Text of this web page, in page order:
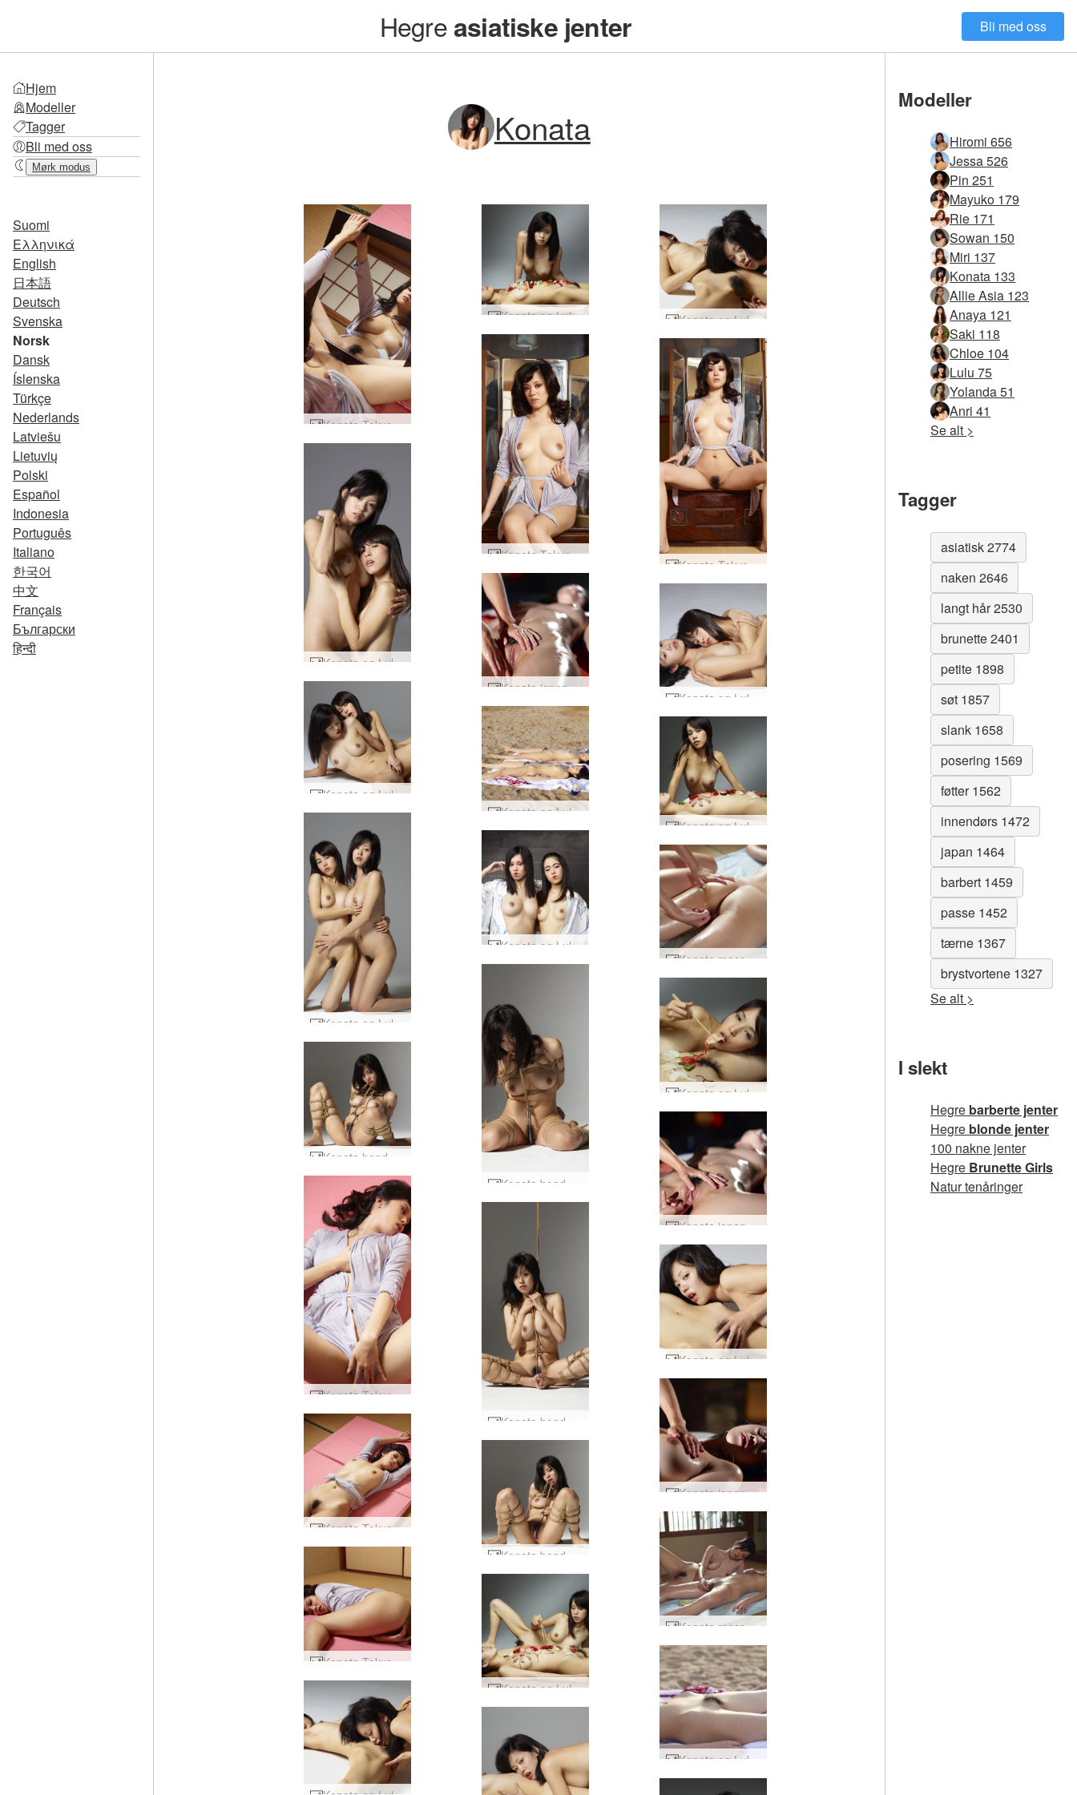
Hegreasiatiske jenter Bli med oss
Hjem
Modeller
Tagger
Bli med oss
Mørk modus
Suomi
Ελληνικά
English
日本語
Deutsch
Svenska
Norsk
Dansk
Íslenska
Türkçe
Nederlands
Latviešu
Lietuvių
Polski
Español
Indonesia
Português
Italiano
한국어
中文
Français
Български
हिन्दी
Konata
Konata Tokyo elsker motell #81
Konata og Lulu sensuell Sushi #16 Konata og Lulu Tokyo nytelse #63
Konata Tokyo elsker motell #38
Konata Tokyo elsker motell #42
Konata og Lulu laget i Japan #7
Konata japansk Yoni massasje #48
Konata og Lulu Tokyo sexdukker #10
Konata og Lulu nakenstrand #17
Konata og Lulu menneskelig sushitallerken #2
Konata og Lulu geisha jenter #5
Konata masserer Chiaki #12
Konata og Lulu menneskelig sushitallerken #77
Konata Tokyo elsker motell #10
Konata og Lulu Tokyo nytelse #44
Konata japansk Yoni massasje #16
Konata Tokyo elsker motell #125
Konata masserer Chiaki #35
Konata Tokyo elsker motell #129
Konata og Lulu menneskelig sushitallerken #57
Modeller
Hiromi 656
Jessa 526
Pin 251
Mayuko 179
Rie 171
Sowan 150
Miri 137
Konata 133
Allie Asia 123
Anaya 121
Saki 118
Chloe 104
Lulu 75
Yolanda 51
Anri 41
Se alt >
Tagger
asiatisk 2774
naken 2646
langt hår 2530
brunette 2401
petite 1898
søt 1857
slank 1658
posering 1569
føtter 1562
innendørs 1472
japan 1464
barbert 1459
passe 1452
tærne 1367
brystvortene 1327
Se alt >
I slekt
Hegre barberte jenter
Hegre blonde jenter
100 nakne jenter
Hegre Brunette Girls
Natur tenåringer